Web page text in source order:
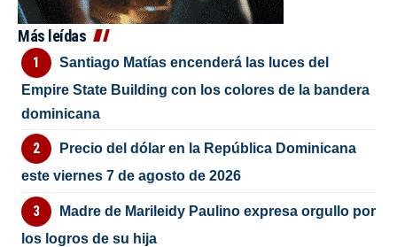
Más leídas
Santiago Matías encenderá las luces del
Empire State Building con los colores de la bandera
dominicana
Precio del dólar en la República Dominicana
este viernes 7 de agosto de 2026
Madre de Marileidy Paulino expresa orgullo por
los logros de su hija